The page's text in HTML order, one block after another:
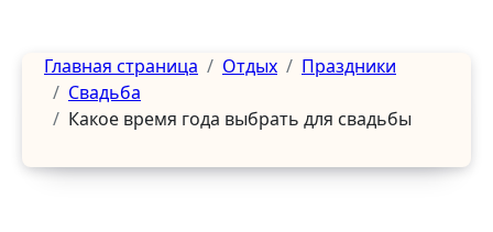
Главная страница Отдых
Праздники
Свадьба
Какое время года выбрать для свадьбы